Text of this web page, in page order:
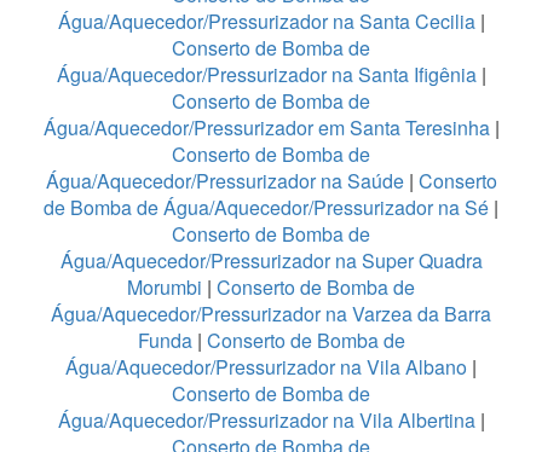
Água/Aquecedor/Pressurizador na Santa Cecilia|
Conserto de Bomba de
Água/Aquecedor/Pressurizador na Santa Ifigênia |
Conserto de Bomba de
Água/Aquecedor/Pressurizador em Santa Teresinha|
Conserto de Bomba de
Água/Aquecedor/Pressurizador na Saúde| Conserto
de Bomba de Água/Aquecedor/Pressurizador na Sé |
Conserto de Bomba de
Água/Aquecedor/Pressurizador na Super Quadra
Morumbi | Conserto de Bomba de
Água/Aquecedor/Pressurizador na Varzea da Barra
Funda| Conserto de Bomba de
Água/Aquecedor/Pressurizador na Vila Albano |
Conserto de Bomba de
Água/Aquecedor/Pressurizador na Vila Albertina|